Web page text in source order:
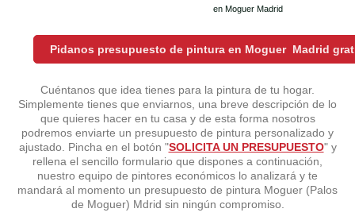
en Moguer Madrid
Pidanos presupuesto de pintura en Moguer Madrid
Cuéntanos que idea tienes para la pintura de tu hogar.
Simplemente tienes que enviarnos, una breve descripción de lo
que quieres hacer en tu casa y de esta forma nosotros
podremos enviarte un presupuesto de pintura personalizado y
ajustado. Pincha en el botón "SOLICITA UN PRESUPUESTO" y
rellena el sencillo formulario que dispones a continuación,
nuestro equipo de pintores económicos lo analizará y te
mandará al momento un presupuesto de pintura Moguer (Palos
de Moguer) Mdrid sin ningún compromiso.